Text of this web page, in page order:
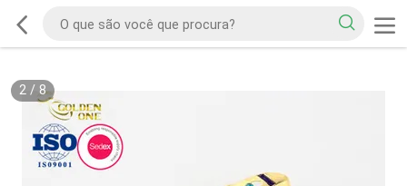
2/ 8